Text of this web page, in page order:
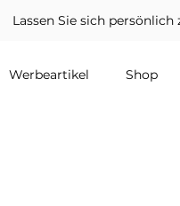
Lassen Sie sich
Werbeartikel Shop